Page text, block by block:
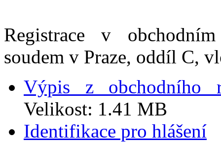
Registrace v
soudem v Praze, oddíl C,
Výpis z obchodního
Velikost: 1.41 MB
Identifikace pro hlášení